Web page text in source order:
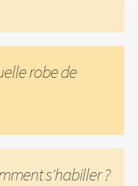
robe de
s'habiller ?